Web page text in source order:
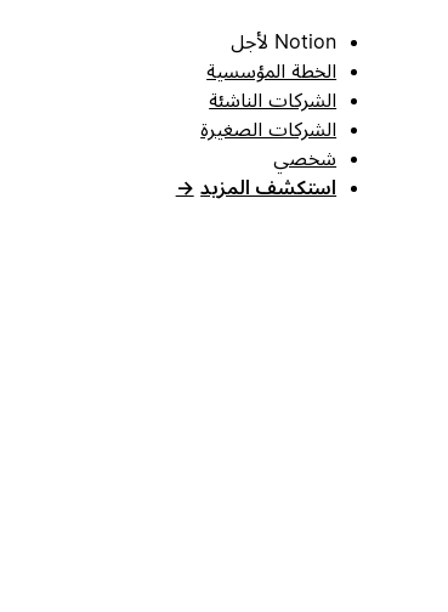
Notion لأجل
الخطة المؤسسية
الشركات الناشئة
الشركات الصغيرة
شخصي
استكشف المزيد →